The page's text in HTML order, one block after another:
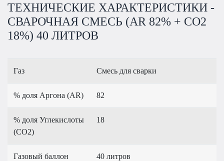
ТЕХНИЧЕСКИЕ ХАРАКТЕРИСТИКИ -
СВАРОЧНАЯ СМЕСЬ (AR 82% + CO2
18%) 40 ЛИТРОВ
Газ Смесь для сварки
% доля Аргона (AR) 82
% доля Углекислоты
(CO2)
18
Газовый баллон 40 литров